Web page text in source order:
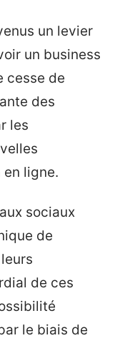
un levier
un business
cesse de
des
les
ligne.
sociaux
de
de ces
le biais de